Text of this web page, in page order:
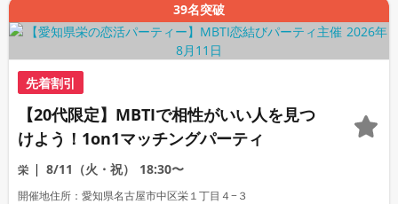
39名突破
先着割引
【20代限定】MBTIで相性がいい人を見つ
けよう！1on1マッチングパーティ
栄 8/11（火・祝） 18:30〜
開催地住所：愛知県名古屋市中区栄１丁目４−３